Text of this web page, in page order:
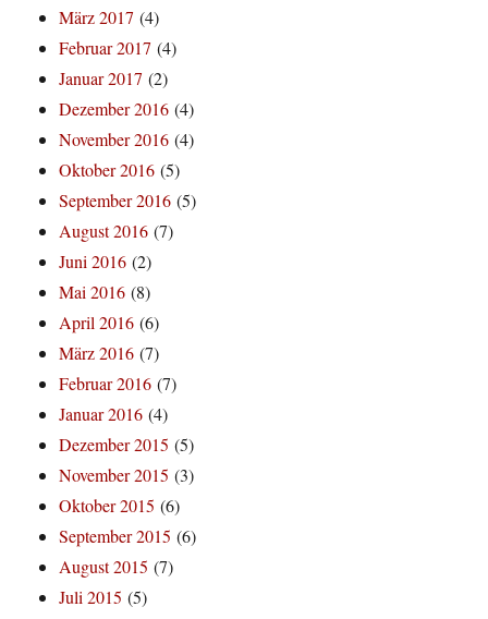
März 2017 (4)
Februar 2017 (4)
Januar 2017 (2)
Dezember 2016 (4)
November 2016 (4)
Oktober 2016 (5)
September 2016 (5)
August 2016 (7)
Juni 2016 (2)
Mai 2016 (8)
April 2016 (6)
März 2016 (7)
Februar 2016 (7)
Januar 2016 (4)
Dezember 2015 (5)
November 2015 (3)
Oktober 2015 (6)
September 2015 (6)
August 2015 (7)
Juli 2015 (5)